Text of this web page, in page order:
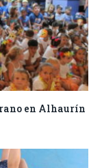
en Alhaurín